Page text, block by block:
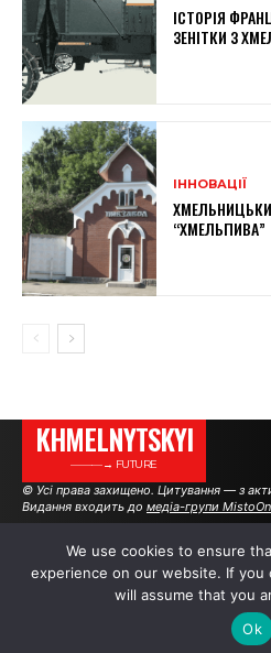
ІСТОРІЯ
ЗЕНІТКИ З
ІННОВАЦІЇ
“ХМЕЛЬПИВА”
KHMELNYTSKYI
———→ FUTURE
© Усі права захищено. Цитування — з
Видання входить до медіа-групи
We use cookies to ensure
experience on our website. If
will assume that you
Ok